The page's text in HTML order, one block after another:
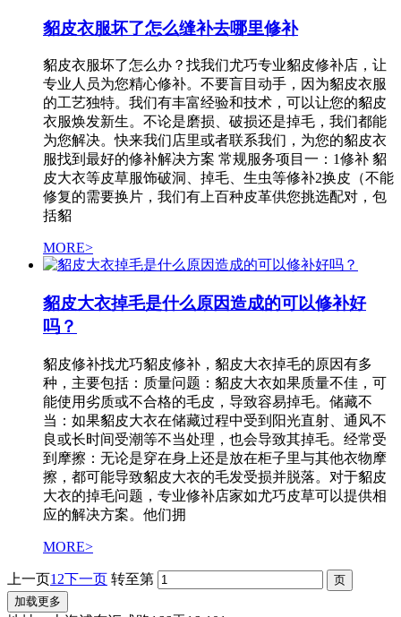
貂皮衣服坏了怎么缝补去哪里修补
貂皮衣服坏了怎么办？找我们尤巧专业貂皮修补店，让
专业人员为您精心修补。不要盲目动手，因为貂皮衣服
的工艺独特。我们有丰富经验和技术，可以让您的貂皮
衣服焕发新生。不论是磨损、破损还是掉毛，我们都能
为您解决。快来我们店里或者联系我们，为您的貂皮衣
服找到最好的修补解决方案 常规服务项目一：1修补 貂
皮大衣等皮草服饰破洞、掉毛、生虫等修补2换皮（不能
修复的需要换片，我们有上百种皮革供您挑选配对，包
括貂
MORE>
貂皮大衣掉毛是什么原因造成的可以修补好
吗？
貂皮修补找尤巧貂皮修补，貂皮大衣掉毛的原因有多
种，主要包括：质量问题：貂皮大衣如果质量不佳，可
能使用劣质或不合格的毛皮，导致容易掉毛。储藏不
当：如果貂皮大衣在储藏过程中受到阳光直射、通风不
良或长时间受潮等不当处理，也会导致其掉毛。经常受
到摩擦：无论是穿在身上还是放在柜子里与其他衣物摩
擦，都可能导致貂皮大衣的毛发受损并脱落。对于貂皮
大衣的掉毛问题，专业修补店家如尤巧皮草可以提供相
应的解决方案。他们拥
MORE>
上一页1 2下一页 转至第
加载更多